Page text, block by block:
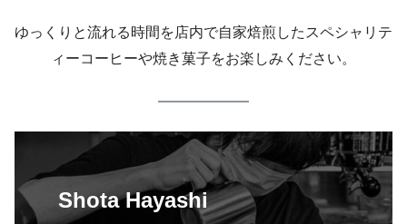
ゆっくりと流れる時間を店内で自家焙煎したスペシャリテ
ィーコーヒーや焼き菓子をお楽しみください。
Shota Hayashi